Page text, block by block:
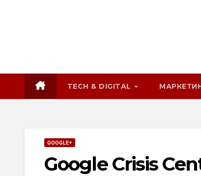
TECH & DIGITAL
GOOGLE+
Google Crisis